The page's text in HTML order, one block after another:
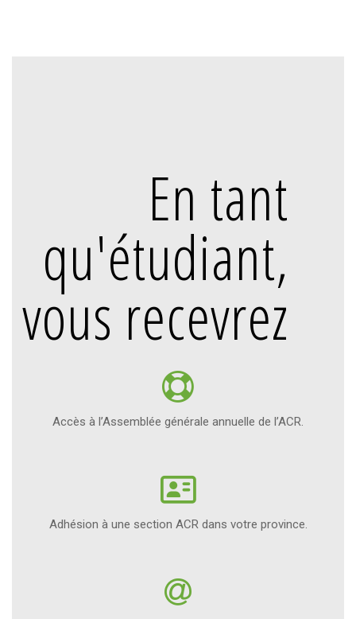
En tant
qu'étudiant,
vous recevrez
Accès à l’Assemblée générale annuelle de l’ACR.
Adhésion à une section ACR dans votre province.